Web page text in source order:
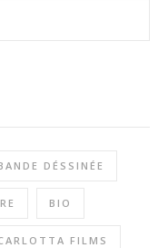
DÉSSINÉE
BIO
FILMS